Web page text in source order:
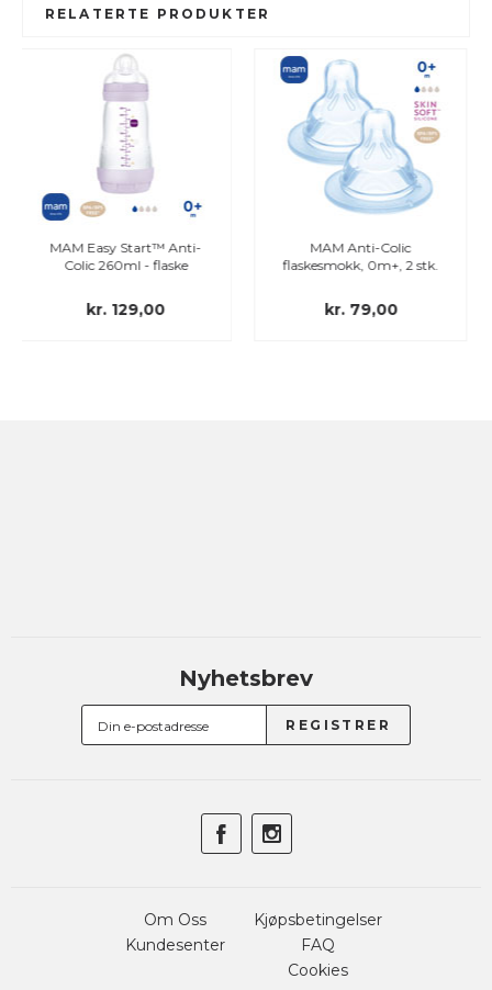
RELATERTE PRODUKTER
MAM Anti-Colic
flaskesmokk, 0m+, 2 stk.
MAM Anti-
flaskesmokk, 2m+,
Nyhetsbrev
Om Oss
Kundesenter
Kjøpsbetingelser
FAQ
Cookies